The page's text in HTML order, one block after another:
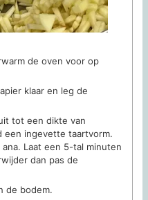
de oven voor op
klaar en leg de
tot een dikte van
een ingevette taartvorm.
Laat een 5-tal minuten
dan pas de
de bodem.